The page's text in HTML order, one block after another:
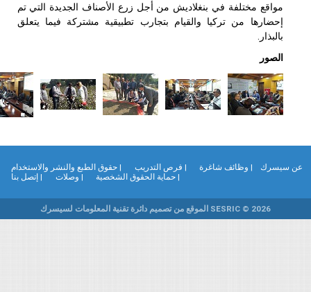
مختلفة في بنغلاديش من أجل زرع الأصناف الجديدة التي تم
من تركيا والقيام بتجارب تطبيقية مشتركة فيما يتعلق
| وظائف شاغرة | فرص التدريب
| حقوق الطبع والنشر والاستخدام
| حماية الحقوق الشخصية
| وصلات | إتصل بنا
SESRIC © 2026 الموقع من تصميم دائرة تقنية المعلومات لسيسرك